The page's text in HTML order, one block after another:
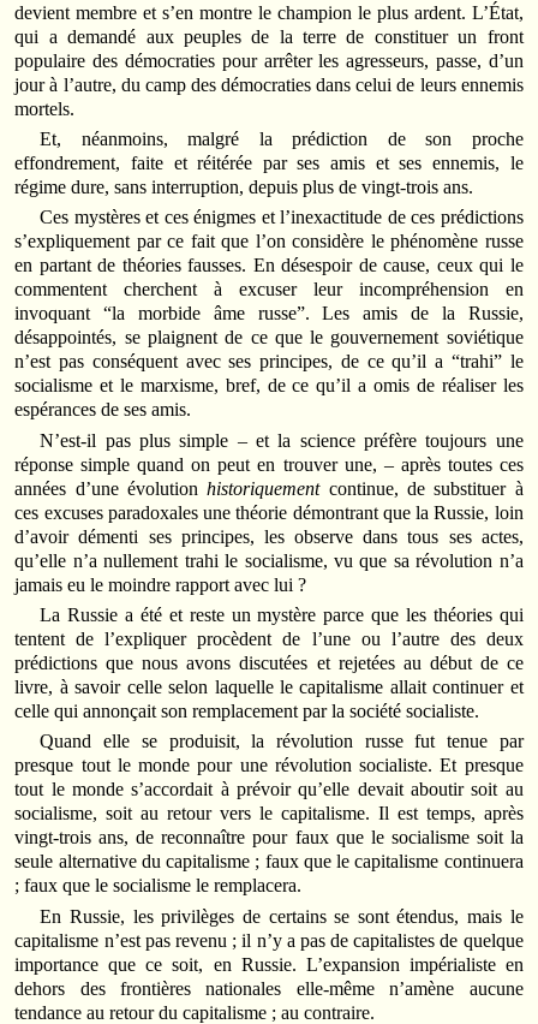
devient membre et s’en montre le champion le plus ardent. L’État,
qui a demandé aux peuples de la terre de constituer un front
populaire des démocraties pour arrêter les agresseurs, passe, d’un
jour à l’autre, du camp des démocraties dans celui de leurs ennemis
mortels.
Et, néanmoins, malgré la prédiction de son proche
effondrement, faite et réitérée par ses amis et ses ennemis, le
régime dure, sans interruption, depuis plus de vingt-trois ans.
Ces mystères et ces énigmes et l’inexactitude de ces prédictions
s’expliquement par ce fait que l’on considère le phénomène russe
en partant de théories fausses. En désespoir de cause, ceux qui le
commentent cherchent à excuser leur incompréhension en
invoquant “la morbide âme russe”. Les amis de la Russie,
désappointés, se plaignent de ce que le gouvernement soviétique
n’est pas conséquent avec ses principes, de ce qu’il a “trahi” le
socialisme et le marxisme, bref, de ce qu’il a omis de réaliser les
espérances de ses amis.
N’est-il pas plus simple – et la science préfère toujours une
réponse simple quand on peut en trouver une, – après toutes ces
années d’une évolutionhistoriquementcontinue, de substituer à
ces excuses paradoxales une théorie démontrant que la Russie, loin
d’avoir démenti ses principes, les observe dans tous ses actes,
qu’elle n’a nullement trahi le socialisme, vu que sa révolution n’a
jamais eu le moindre rapport avec lui ?
La Russie a été et reste un mystère parce que les théories qui
tentent de l’expliquer procèdent de l’une ou l’autre des deux
prédictions que nous avons discutées et rejetées au début de ce
livre, à savoir celle selon laquelle le capitalisme allait continuer et
celle qui annonçait son remplacement par la société socialiste.
Quand elle se produisit, la révolution russe fut tenue par
presque tout le monde pour une révolution socialiste. Et presque
tout le monde s’accordait à prévoir qu’elle devait aboutir soit au
socialisme, soit au retour vers le capitalisme. Il est temps, après
vingt-trois ans, de reconnaître pour faux que le socialisme soit la
seule alternative du capitalisme ; faux que le capitalisme continuera
; faux que le socialisme le remplacera.
En Russie, les privilèges de certains se sont étendus, mais le
capitalisme n’est pas revenu ; il n’y a pas de capitalistes de quelque
importance que ce soit, en Russie. L’expansion impérialiste en
dehors des frontières nationales elle-même n’amène aucune
tendance au retour du capitalisme ; au contraire.